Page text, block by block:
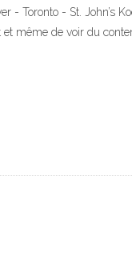
Toronto - St. John’s
même de voir du